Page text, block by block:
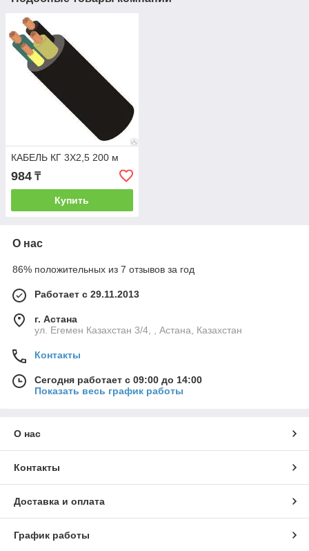
КАБЕЛЬ КГ 3Х2,5 200 м
984 ₸
Купить
О нас
86% положительных из 7 отзывов за год
Работает с 29.11.2013
г. Астана
ул. Егемен Казахстан 3/4, , Астана, Казахстан
Контакты
Сегодня работает с 09:00 до 14:00
Показать весь график работы
О нас
Контакты
Доставка и оплата
График работы